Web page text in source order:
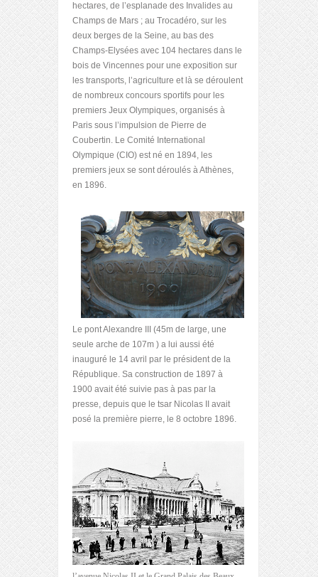
hectares, de l’esplanade des Invalides au
Champs de Mars ; au Trocadéro, sur les
deux berges de la Seine, au bas des
Champs-Elysées avec 104 hectares dans le
bois de Vincennes pour une exposition sur
les transports, l’agriculture et là se déroulent
de nombreux concours sportifs pour les
premiers Jeux Olympiques, organisés à
Paris sous l’impulsion de Pierre de
Coubertin. Le Comité International
Olympique (CIO) est né en 1894, les
premiers jeux se sont déroulés à Athènes,
en 1896.
Le pont Alexandre III (45m de large, une
seule arche de 107m ) a lui aussi été
inauguré le 14 avril par le président de la
République. Sa construction de 1897 à
1900 avait été suivie pas à pas par la
presse, depuis que le tsar Nicolas II avait
posé la première pierre, le 8 octobre 1896.